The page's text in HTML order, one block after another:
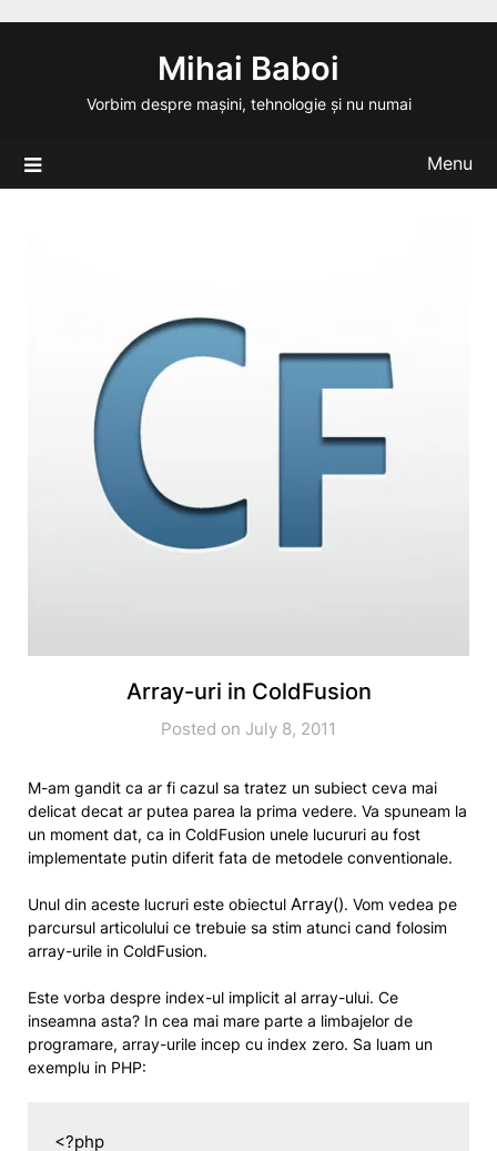
Mihai Baboi
Vorbim despre mașini, tehnologie și nu numai
Menu
Array-uri in ColdFusion
Posted on July 8, 2011
M-am gandit ca ar fi cazul sa tratez un subiect ceva mai
delicat decat ar putea parea la prima vedere. Va spuneam la
un moment dat, ca in ColdFusion unele lucururi au fost
implementate putin diferit fata de metodele conventionale.
Unul din aceste lucruri este obiectul Array(). Vom vedea pe
parcursul articolului ce trebuie sa stim atunci cand folosim
array-urile in ColdFusion.
Este vorba despre index-ul implicit al array-ului. Ce
inseamna asta? In cea mai mare parte a limbajelor de
programare, array-urile incep cu index zero. Sa luam un
exemplu in PHP:
<?php